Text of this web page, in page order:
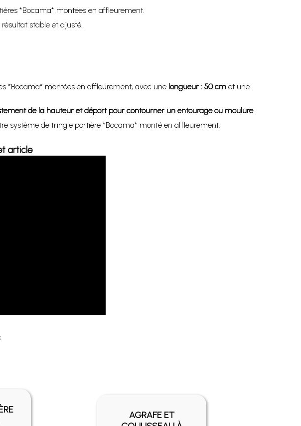
*Bocama* montées en affleurement.
stable et ajusté.
*Bocama* montées en affleurement, avec une longueur : 50 cmet une
de la hauteur et déport pour contourner un entourage ou moulure.
système de tringle portière *Bocama* monté en affleurement.
article
AGRAFE ET